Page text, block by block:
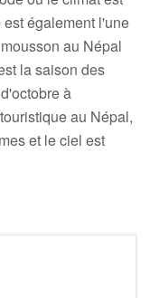
également l'une
au Népal
la saison des
à
au Népal,
et le ciel est